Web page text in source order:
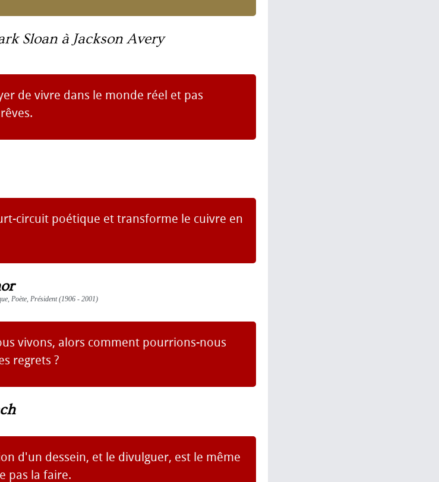
Sloan à Jackson Avery
de vivre dans le monde réel et pas
circuit poétique et transforme le cuivre en
Poète, Président (1906 - 2001)
vivons, alors comment pourrions-nous
regrets ?
d'un dessein, et le divulguer, est le même
pas la faire.